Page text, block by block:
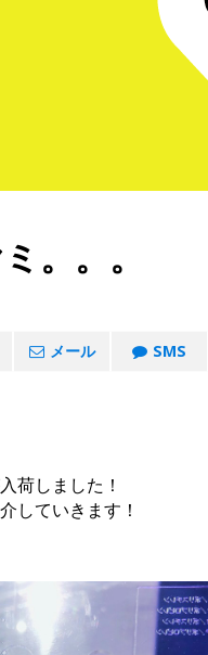
。。。
メール SMS
荷しました！
していきます！